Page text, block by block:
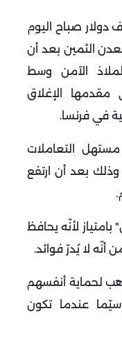
دولار صباح اليوم
الثمين بعد أن
الآمن وسط
الإغلاق
في فرنسا.
التعاملات
للأونصة، وذلك بعد أن ارتفع
.
بامتياز لأنّه يحافظ
أنّه لا يُدرّ فوائد.
لحماية أنفسهم
عندما تكون